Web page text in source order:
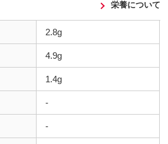
栄養について
2.8g
4.9g
1.4g
-
-